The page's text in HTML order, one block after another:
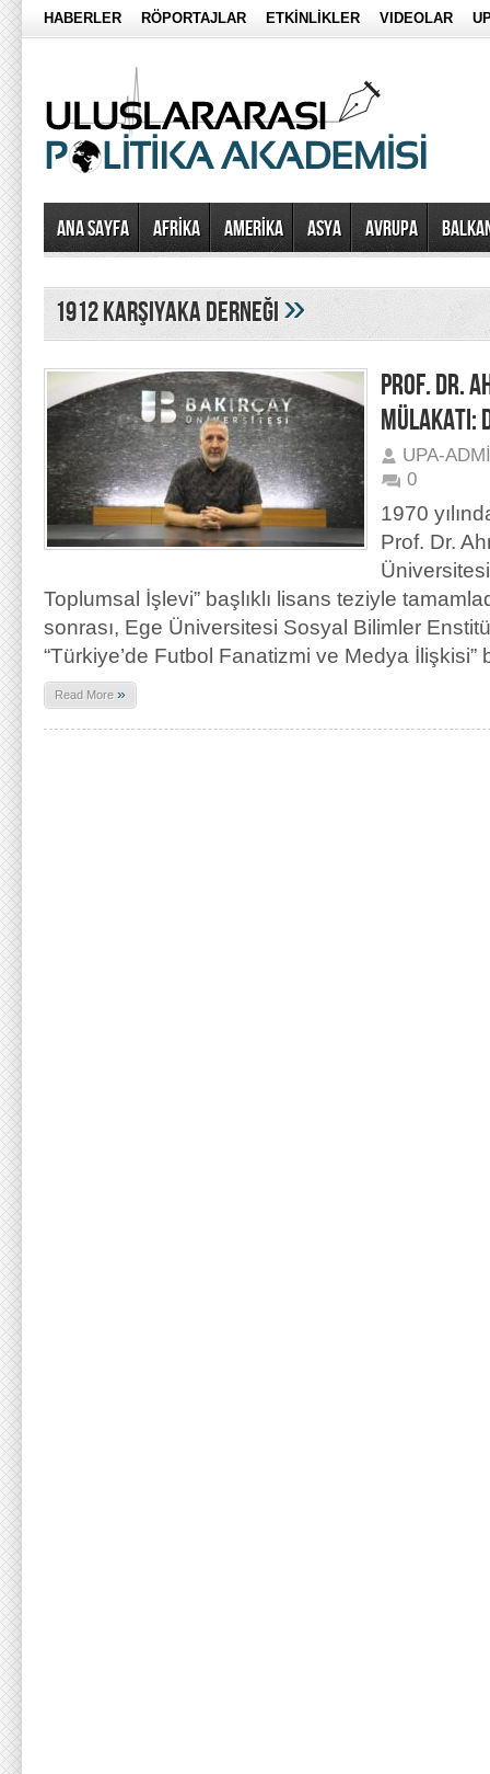
HABERLER RÖPORTAJLAR ETKİNLİKLER VIDEOLAR
Ana Sayfa AFRİKA AMERİKA ASYA AVRUPA
1912 Karşıyaka Derneği»
PROF. DR.
MÜLAKATI:
UPA-
0
1970
Prof. Dr.
Toplumsal İşlevi” başlıklı lisans teziyle
sonrası, Ege Üniversitesi Sosyal Bilimler
“Türkiye’de Futbol Fanatizmi ve Medya İlişkisi”
Read More »